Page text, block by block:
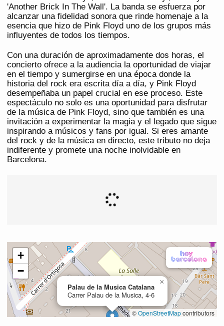
'Another Brick In The Wall'. La banda se esfuerza por
alcanzar una fidelidad sonora que rinde homenaje a la
esencia que hizo de Pink Floyd uno de los grupos más
influyentes de todos los tiempos.
Con una duración de aproximadamente dos horas, el
concierto ofrece a la audiencia la oportunidad de viajar
en el tiempo y sumergirse en una época donde la
historia del rock era escrita día a día, y Pink Floyd
desempeñaba un papel crucial en ese proceso. Este
espectáculo no solo es una oportunidad para disfrutar
de la música de Pink Floyd, sino que también es una
invitación a experimentar la magia y el legado que sigue
inspirando a músicos y fans por igual. Si eres amante
del rock y de la música en directo, este tributo no deja
indiferente y promete una noche inolvidable en
Barcelona.